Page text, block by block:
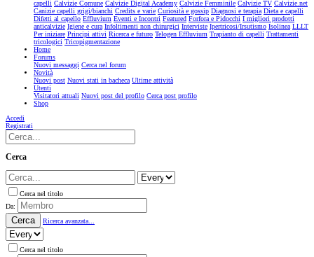
capelli Calvizie Comune Calvizie Digital Academy Calvizie Femminile Calvizie TV Calvizie.net
Canizie capelli grigi/bianchi Credits e varie Curiosità e gossip Diagnosi e terapia Dieta e capelli
Difetti al capello Effluvium Eventi e Incontri Featured Forfora e Pidocchi I migliori prodotti
anticalvizie Igiene e cura Infoltimenti non chirurgici Interviste Ipertricosi/Irsutismo Isolinea LLLT
Per iniziare Principi attivi Ricerca e futuro Telogen Effluvium Trapianto di capelli Trattamenti
tricologici Tricopigmentazione
Home
Forums
Nuovi messaggi Cerca nel forum
Novità
Nuovi post Nuovi stati in bacheca Ultime attività
Utenti
Visitatori attuali Nuovi post del profilo Cerca post profilo
Shop
Accedi
Registrati
Cerca
Cerca nel titolo
Da:
Cerca Ricerca avanzata...
Cerca nel titolo